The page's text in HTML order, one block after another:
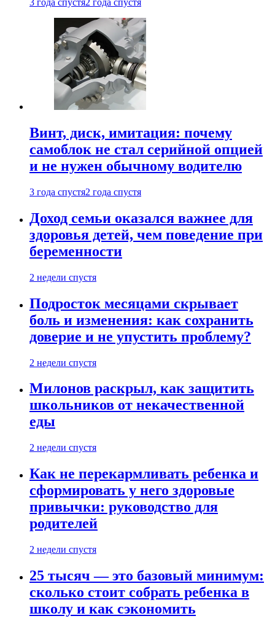
3 года спустя2 года спустя
Винт, диск, имитация: почему
самоблок не стал серийной опцией
и не нужен обычному водителю
3 года спустя2 года спустя
Доход семьи оказался важнее для
здоровья детей, чем поведение при
беременности
2 недели спустя
Подросток месяцами скрывает
боль и изменения: как сохранить
доверие и не упустить проблему?
2 недели спустя
Милонов раскрыл, как защитить
школьников от некачественной
еды
2 недели спустя
Как не перекармливать ребенка и
сформировать у него здоровые
привычки: руководство для
родителей
2 недели спустя
25 тысяч — это базовый минимум:
сколько стоит собрать ребенка в
школу и как сэкономить